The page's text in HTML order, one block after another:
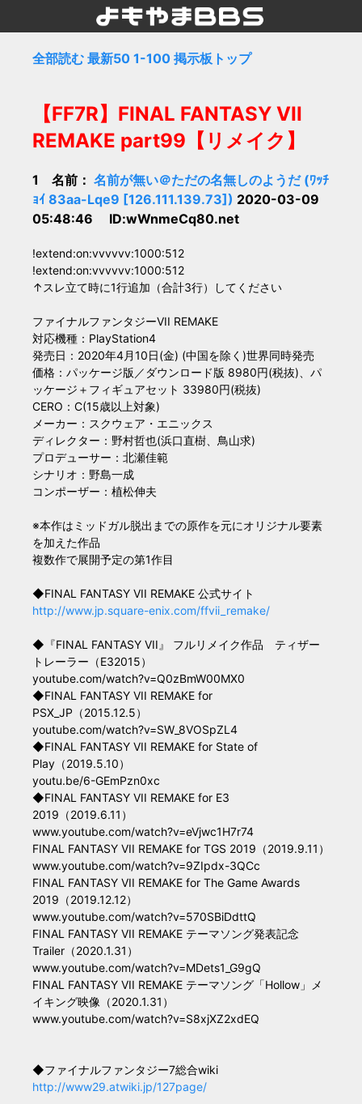
全部読む 最新50 1-100 掲示板トップ
【FF7R】FINAL FANTASY VII
REMAKE part99【リメイク】
1 名前： 名前が無い＠ただの名無しのようだ (ﾜｯﾁ
ｮｲ 83aa-Lqe9 [126.111.139.73]) 2020-03-09
05:48:46 ID:wWnmeCq80.net
!extend:on:vvvvvv:1000:512
!extend:on:vvvvvv:1000:512
↑スレ立て時に1行追加（合計3行）してください
ファイナルファンタジーVII REMAKE
対応機種：PlayStation4
発売日：2020年4月10日(金) (中国を除く)世界同時発売
価格：パッケージ版／ダウンロード版 8980円(税抜)、パ
ッケージ＋フィギュアセット 33980円(税抜)
CERO：C(15歳以上対象)
メーカー：スクウェア・エニックス
ディレクター：野村哲也(浜口直樹、鳥山求)
プロデューサー：北瀬佳範
シナリオ：野島一成
コンポーザー：植松伸夫
※本作はミッドガル脱出までの原作を元にオリジナル要素
を加えた作品
複数作で展開予定の第1作目
◆FINAL FANTASY VII REMAKE 公式サイト
http://www.jp.square-enix.com/ffvii_remake/
◆『FINAL FANTASY VII』 フルリメイク作品 ティザー
トレーラー（E32015）
youtube.com/watch?v=Q0zBmW00MX0
◆FINAL FANTASY VII REMAKE for
PSX_JP（2015.12.5）
youtube.com/watch?v=SW_8VOSpZL4
◆FINAL FANTASY VII REMAKE for State of
Play（2019.5.10）
youtu.be/6-GEmPzn0xc
◆FINAL FANTASY VII REMAKE for E3
2019（2019.6.11）
www.youtube.com/watch?v=eVjwc1H7r74
FINAL FANTASY VII REMAKE for TGS 2019（2019.9.11）
www.youtube.com/watch?v=9ZIpdx-3QCc
FINAL FANTASY VII REMAKE for The Game Awards
2019（2019.12.12）
www.youtube.com/watch?v=570SBiDdttQ
FINAL FANTASY VII REMAKE テーマソング発表記念
Trailer（2020.1.31）
www.youtube.com/watch?v=MDets1_G9gQ
FINAL FANTASY VII REMAKE テーマソング「Hollow」メ
イキング映像（2020.1.31）
www.youtube.com/watch?v=S8xjXZ2xdEQ
◆ファイナルファンタジー7総合wiki
http://www29.atwiki.jp/127page/